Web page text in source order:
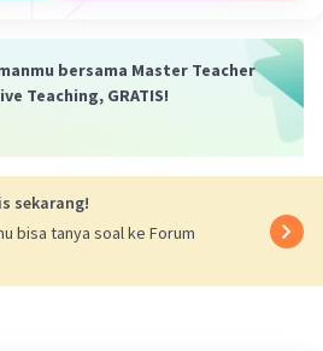
tujuan utama dari teks berita adalah
obyektif tentang suatu
sehingga mereka bisa
mendalam mengenai apa
bersama Master Teacher
Teaching, GRATIS!
sekarang!
bisa tanya soal ke Forum